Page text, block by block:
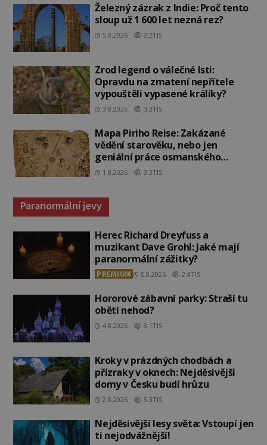
Železný zázrak z Indie: Proč tento
sloup už 1 600 let nezná rez?
5.8.2026 2.2TIS
Zrod legend o válečné lsti:
Opravdu na zmatení nepřítele
vypouštěli vypasené králíky?
3.8.2026 3.3TIS
Mapa Piriho Reise: Zakázané
vědění starověku, nebo jen
geniální práce osmanského
admirála?
1.8.2026 3.3TIS
Paranormální jevy
Herec Richard Dreyfuss a
muzikant Dave Grohl: Jaké mají
paranormální zážitky?
PREMIUM 5.8.2026 2.4TIS
Hororové zábavní parky: Straší tu
oběti nehod?
4.8.2026 3.1TIS
Kroky v prázdných chodbách a
přízraky v oknech: Nejděsivější
domy v Česku budí hrůzu
2.8.2026 3.3TIS
Nejděsivější lesy světa: Vstoupí jen
ti nejodvážnější!